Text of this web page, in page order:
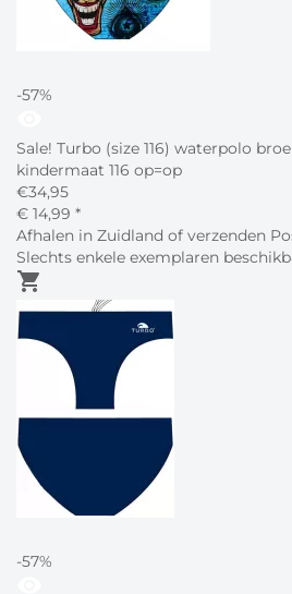
-57%
Sale! Turbo (size 116) waterpolo
kindermaat 116 op=op
€34,95
€ 14,99 *
Afhalen in Zuidland of verzenden
Slechts enkele exemplaren
shopping_cart
-57%